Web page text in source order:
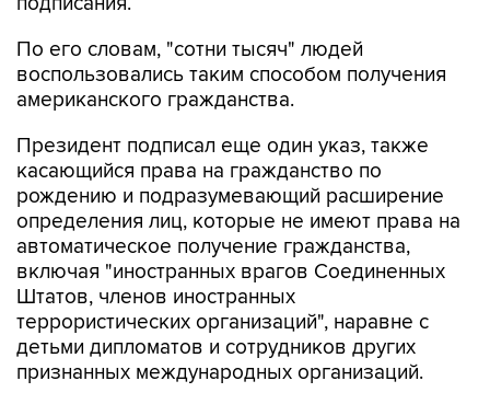
По его словам, "сотни тысяч" людей
воспользовались таким способом получения
американского гражданства.
Президент подписал еще один указ, также
касающийся права на гражданство по
рождению и подразумевающий расширение
определения лиц, которые не имеют права на
автоматическое получение гражданства,
включая "иностранных врагов Соединенных
Штатов, членов иностранных
террористических организаций", наравне с
детьми дипломатов и сотрудников других
признанных международных организаций.